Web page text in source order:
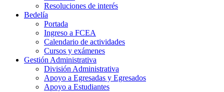
Resoluciones de interés
Bedelía
Portada
Ingreso a FCEA
Calendario de actividades
Cursos y exámenes
Gestión Administrativa
División Administrativa
Apoyo a Egresadas y Egresados
Apoyo a Estudiantes